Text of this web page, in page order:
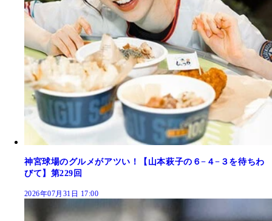
神宮球場のグルメがアツい！【山本萩子の６−４−３を待ちわ
びて】第229回
2026年07月31日 17:00